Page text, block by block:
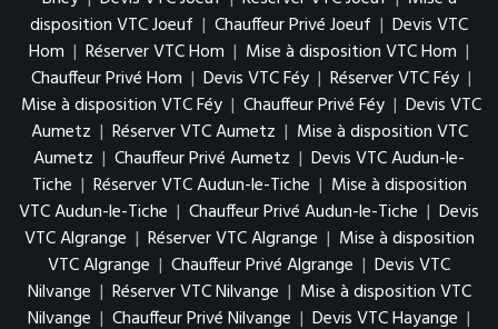
disposition VTC Joeuf | Chauffeur Privé Joeuf | Devis VTC
Hom | Réserver VTC Hom | Mise à disposition VTC Hom |
Chauffeur Privé Hom | Devis VTC Féy | Réserver VTC Féy |
Mise à disposition VTC Féy | Chauffeur Privé Féy | Devis VTC
Aumetz | Réserver VTC Aumetz | Mise à disposition VTC
Aumetz | Chauffeur Privé Aumetz | Devis VTC Audun-le-
Tiche | Réserver VTC Audun-le-Tiche | Mise à disposition
VTC Audun-le-Tiche | Chauffeur Privé Audun-le-Tiche | Devis
VTC Algrange | Réserver VTC Algrange | Mise à disposition
VTC Algrange | Chauffeur Privé Algrange | Devis VTC
Nilvange | Réserver VTC Nilvange | Mise à disposition VTC
Nilvange | Chauffeur Privé Nilvange | Devis VTC Hayange |